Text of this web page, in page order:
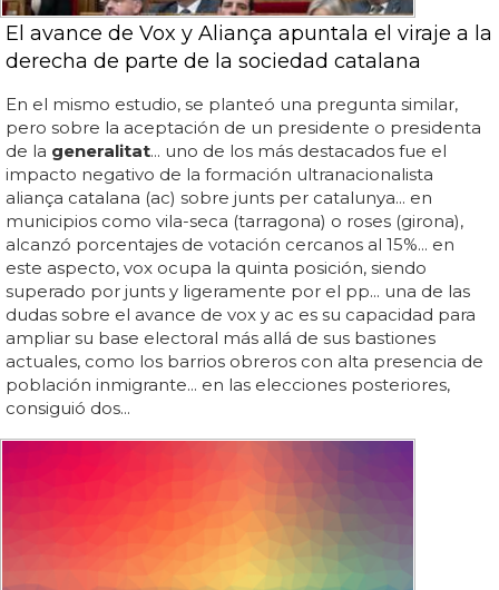
El avance de Vox y Aliança apuntala el viraje a la
derecha de parte de la sociedad catalana
En el mismo estudio, se planteó una pregunta similar,
pero sobre la aceptación de un presidente o presidenta
de la generalitat... uno de los más destacados fue el
impacto negativo de la formación ultranacionalista
aliança catalana (ac) sobre junts per catalunya... en
municipios como vila-seca (tarragona) o roses (girona),
alcanzó porcentajes de votación cercanos al 15%... en
este aspecto, vox ocupa la quinta posición, siendo
superado por junts y ligeramente por el pp... una de las
dudas sobre el avance de vox y ac es su capacidad para
ampliar su base electoral más allá de sus bastiones
actuales, como los barrios obreros con alta presencia de
población inmigrante... en las elecciones posteriores,
consiguió dos...